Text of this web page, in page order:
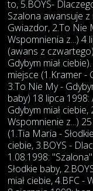
to, 5.BOYS-
Szalona awansuje
Gwiazdor, 2.To Nie
Wspomnienia z...) 4
(awans z
Gdybym miał
miejsce (1.Kramer -
3.To Nie My -
baby) 18 lipca
Gdybym miał
Wspomnienie z...)
(1.Tia Maria -
ciebie, 3.BOYS -
1.08.1998:
Słodkie baby,
miał ciebie, 4.BFC -